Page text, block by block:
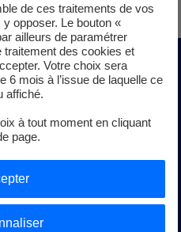
au service de
les projets menés sur la
évaluent les
Elles travaillent
de flotteurs pour les
de ces traitements de vos
opposer. Le bouton «
ailleurs de paramétrer
traitement des cookies et
Votre choix sera
6 mois à l’issue de laquelle ce
affiché.
à tout moment en cliquant
page.